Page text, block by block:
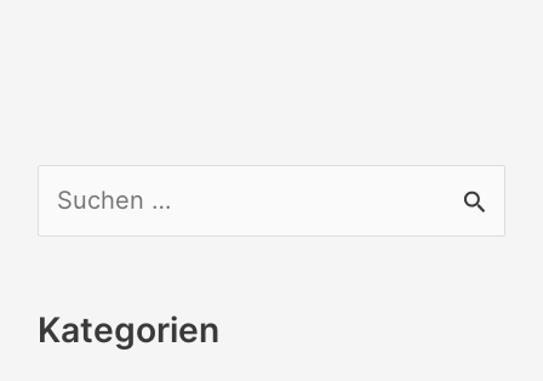
u
h
Kategorien